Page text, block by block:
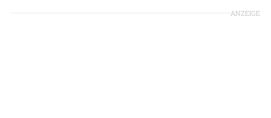
ANZEIGE